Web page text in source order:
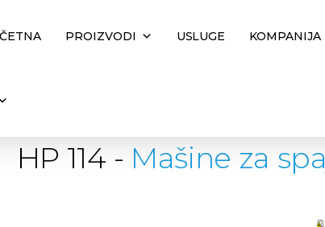
PROIZVODI USLUGE KOMPANIJA
HP 114 - Mašine za